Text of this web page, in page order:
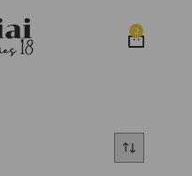
Krepšelis
2